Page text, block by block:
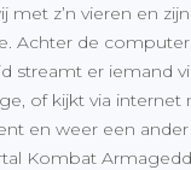
met z’n vieren en
Achter de computer
streamt er iemand
of kijkt via internet
en weer een
Kombat